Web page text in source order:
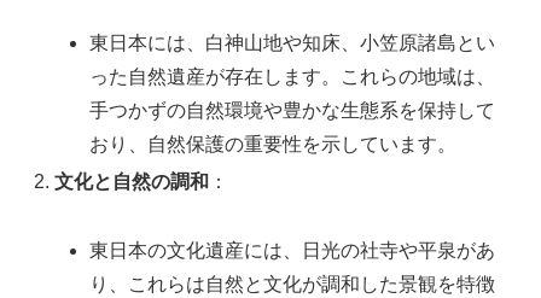
東日本には、白神山地や知床、小笠原諸島とい
った自然遺産が存在します。これらの地域は、
手つかずの自然環境や豊かな生態系を保持して
おり、自然保護の重要性を示しています。
文化と自然の調和 ：
東日本の文化遺産には、日光の社寺や平泉があ
り、これらは自然と文化が調和した景観を特徴